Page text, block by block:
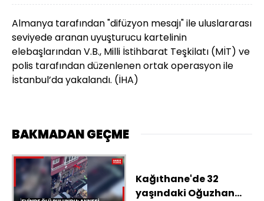
Almanya tarafından "difüzyon mesajı" ile uluslararası
seviyede aranan uyuşturucu kartelinin
elebaşlarından V.B., Milli İstihbarat Teşkilatı (MİT) ve
polis tarafından düzenlenen ortak operasyon ile
İstanbul’da yakalandı. (İHA)
BAKMADAN GEÇME
Kağıthane'de 32
yaşındaki Oğuzhan